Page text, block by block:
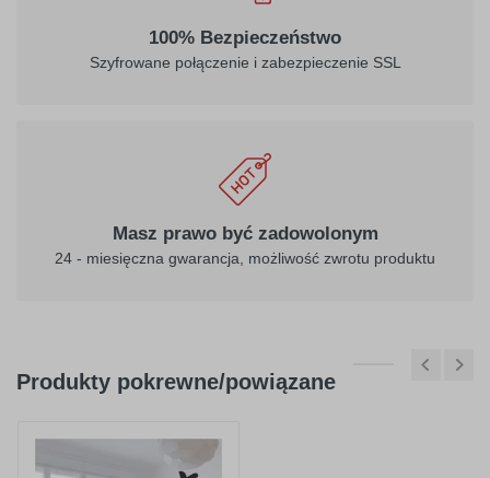
czerwony
pomarańczowy
ciemny
fioletowy
różowy
404
045
100% Bezpieczeństwo
Szyfrowane połączenie i zabezpieczenie SSL
Masz prawo być zadowolonym
24 - miesięczna gwarancja, możliwość zwrotu produktu
Produkty pokrewne/powiązane